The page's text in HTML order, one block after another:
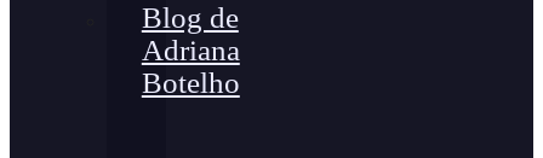
Blog de
Adriana
Botelho